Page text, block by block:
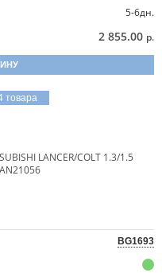
5-6дн.
2 855.00 р.
товара
LANCER/COLT 1.3/1.5
BG1693